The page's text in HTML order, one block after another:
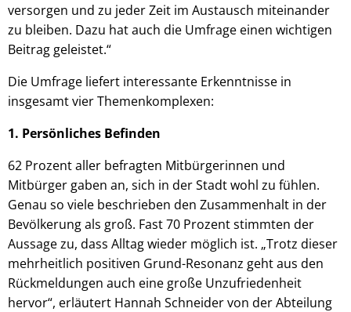
versorgen und zu jeder Zeit im Austausch miteinander
zu bleiben. Dazu hat auch die Umfrage einen wichtigen
Beitrag geleistet.“
Die Umfrage liefert interessante Erkenntnisse in
insgesamt vier Themenkomplexen:
1. Persönliches Befinden
62 Prozent aller befragten Mitbürgerinnen und
Mitbürger gaben an, sich in der Stadt wohl zu fühlen.
Genau so viele beschrieben den Zusammenhalt in der
Bevölkerung als groß. Fast 70 Prozent stimmten der
Aussage zu, dass Alltag wieder möglich ist. „Trotz dieser
mehrheitlich positiven Grund-Resonanz geht aus den
Rückmeldungen auch eine große Unzufriedenheit
hervor“, erläutert Hannah Schneider von der Abteilung